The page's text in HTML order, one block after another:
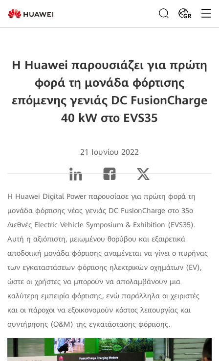
GR
Η Huawei παρουσιάζει για πρώτη
φορά τη μονάδα φόρτισης
επόμενης γενιάς DC FusionCharge
40 kW στο EVS35
21 Ιουνίου 2022
Η Huawei Digital Power παρουσίασε για πρώτη φορά τη
μονάδα φόρτισης νέας γενιάς DC FusionCharge στο 35ο
Διεθνές Electric Vehicle Symposium & Exhibition (EVS35).
Αυτή η αξιόπιστη, μειωμένου θορύβου και εξαιρετικά
αποδοτική μονάδα φόρτισης αναμένεται να γίνει ο πυρήνας
των εγκαταστάσεων φόρτισης ηλεκτρικών οχημάτων (EV),
ώστε οι χρήστες να μπορούν να απολαμβάνουν μια
καλύτερη εμπειρία φόρτισης, ενώ παράλληλα οι χειριστές
και οι πάροχοι να εξοικονομούν κόστος λειτουργίας και
συντήρησης (O&M) της εγκατάστασης φόρτισης.